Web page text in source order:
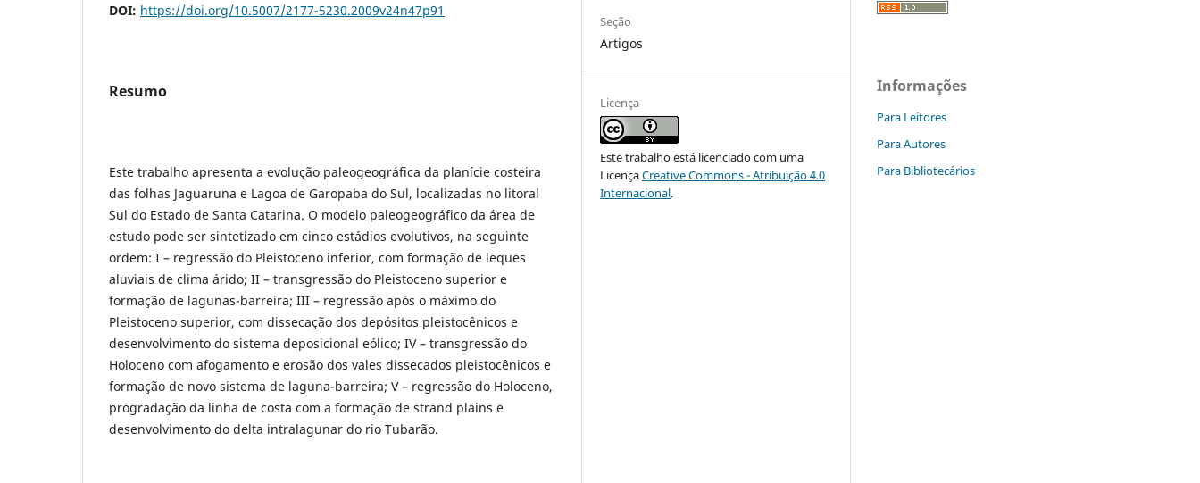
DOI: https://doi.org/10.5007/2177-5230.2009v24n47p91
Resumo
Este trabalho apresenta a evolução paleogeográfica da planície costeira
das folhas Jaguaruna e Lagoa de Garopaba do Sul, localizadas no litoral
Sul do Estado de Santa Catarina. O modelo paleogeográfico da área de
estudo pode ser sintetizado em cinco estádios evolutivos, na seguinte
ordem: I – regressão do Pleistoceno inferior, com formação de leques
aluviais de clima árido; II – transgressão do Pleistoceno superior e
formação de lagunas-barreira; III – regressão após o máximo do
Pleistoceno superior, com dissecação dos depósitos pleistocênicos e
desenvolvimento do sistema deposicional eólico; IV – transgressão do
Holoceno com afogamento e erosão dos vales dissecados pleistocênicos e
formação de novo sistema de laguna-barreira; V – regressão do Holoceno,
progradação da linha de costa com a formação de strand plains e
desenvolvimento do delta intralagunar do rio Tubarão.
Seção
Artigos
Licença
Este trabalho está licenciado com uma
LicençaCreative Commons - Atribuição 4.0
Internacional.
Informações
Para Leitores
Para Autores
Para Bibliotecários